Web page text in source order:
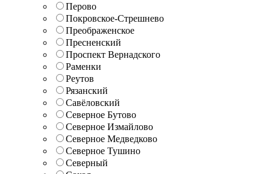
Перово
Покровское-Стрешнево
Преображенское
Пресненский
Проспект Вернадского
Раменки
Реутов
Рязанский
Савёловский
Северное Бутово
Северное Измайлово
Северное Медведково
Северное Тушино
Северный